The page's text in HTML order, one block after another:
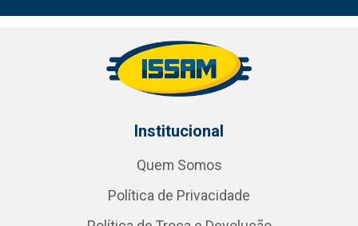
Institucional
Quem Somos
Política de Privacidade